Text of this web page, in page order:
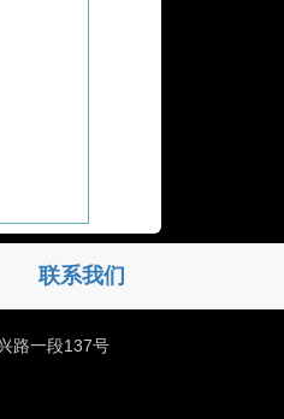
联系我们
路一段137号